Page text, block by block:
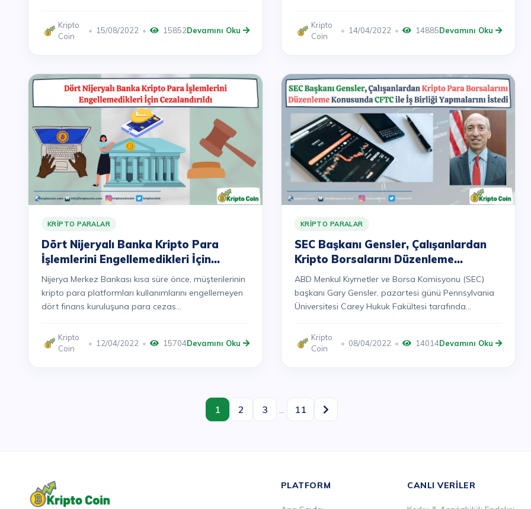
Kripto
Coin
15/08/2022 15852Devamını Oku
Kripto
Coin
14/04/2022 14885Devamını Oku
KRIPTO PARALAR
Dört Nijeryalı Banka Kripto Para
İşlemlerini Engellemedikleri İçin
Cezalandırıldı
Nijerya Merkez Bankası kısa süre önce, müşterilerinin
kripto para platformları kullanımlarını engellemeyen
dört finans kuruluşuna para cezas...
Kripto
Coin
12/04/2022 15704Devamını Oku
KRIPTO PARALAR
SEC Başkanı Gensler, Çalışanlardan
Kripto Borsalarını Düzenleme
Konusunda CFTC ile İş Birliği
Yapmalarını İstedi
ABD Menkul Kıymetler ve Borsa Komisyonu (SEC)
başkanı Gary Gensler, pazartesi günü Pennsylvania
Üniversitesi Carey Hukuk Fakültesi tarafında...
Kripto
Coin
08/04/2022 14014Devamını Oku
1 2 3 ... 11
PLATFORM CANLI VERILER